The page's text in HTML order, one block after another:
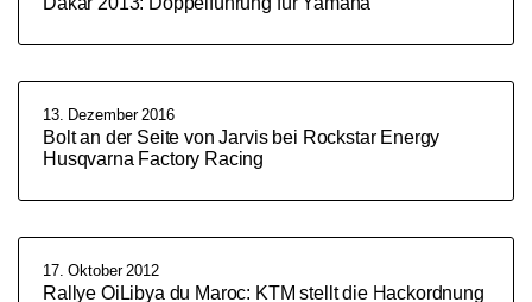
13. Dezember 2016
Bolt an der Seite von Jarvis bei Rockstar Energy
Husqvarna Factory Racing
17. Oktober 2012
Rallye OiLibya du Maroc: KTM stellt die Hackordnung